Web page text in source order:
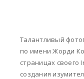
Талантливый
по имени Жорди
страницах своего
создания